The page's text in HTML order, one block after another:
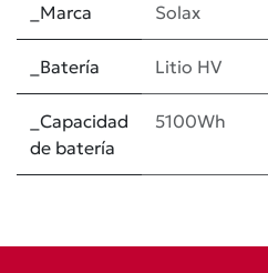
_Marca Solax
_Batería Litio HV
_Capacidad
de batería
5100Wh